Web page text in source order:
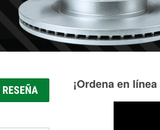
¡Ordena en